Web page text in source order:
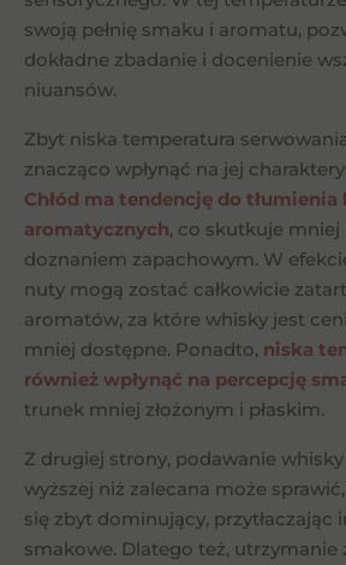
swoją pełnię smaku i aromatu,
dokładne zbadanie i docenienie
niuansów.
Zbyt niska temperatura
znacząco wpłynąć na jej
Chłód ma tendencję do
aromatycznych, co skutkuje
doznaniem zapachowym. W
nuty mogą zostać całkowicie
aromatów, za które whisky jest
mniej dostępne. Ponadto, niska
również wpłynąć na percepcję
trunek mniej złożonym i płaskim.
Z drugiej strony, podawanie
wyższej niż zalecana może
się zbyt dominujący, przytłaczając
smakowe. Dlatego też, utrzymanie